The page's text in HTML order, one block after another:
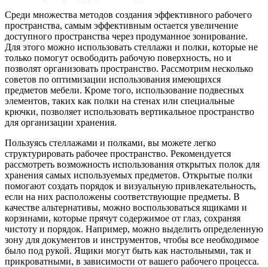
Среди множества методов создания эффективного рабочего
пространства, самым эффективным остается увеличение
доступного пространства через продуманное зонирование.
Для этого можно использовать стеллажи и полки, которые не
только помогут освободить рабочую поверхность, но и
позволят организовать пространство. Рассмотрим несколько
советов по оптимизации использования имеющихся
предметов мебели. Кроме того, использование подвесных
элементов, таких как полки на стенах или специальные
крючки, позволяет использовать вертикальное пространство
для организации хранения.
Пользуясь стеллажами и полками, вы можете легко
структурировать рабочее пространство. Рекомендуется
рассмотреть возможность использования открытых полок для
хранения самых используемых предметов. Открытые полки
помогают создать порядок и визуальную привлекательность,
если на них расположены соответствующие предметы. В
качестве альтернативы, можно воспользоваться ящиками и
корзинами, которые прячут содержимое от глаз, сохраняя
чистоту и порядок. Например, можно выделить определенную
зону для документов и инструментов, чтобы все необходимое
было под рукой. Ящики могут быть как настольными, так и
прикроватными, в зависимости от вашего рабочего процесса.